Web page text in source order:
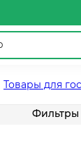
Товары для
Фильтры